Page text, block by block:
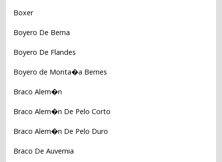
Boxer
Boyero De Berna
Boyero De Flandes
Boyero de Monta�a Bernes
Braco Alem�n
Braco Alem�n De Pelo Corto
Braco Alem�n De Pelo Duro
Braco De Auvernia